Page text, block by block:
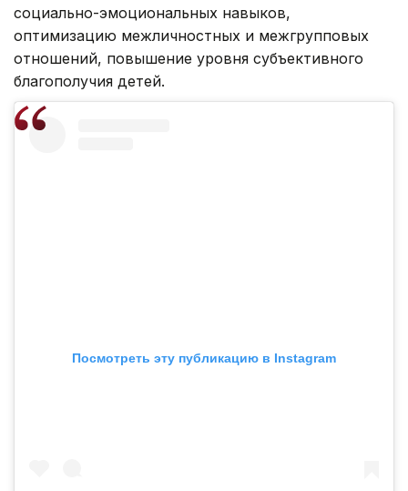
социально-эмоциональных навыков,
оптимизацию межличностных и межгрупповых
отношений, повышение уровня субъективного
благополучия детей.
Посмотреть эту публикацию в Instagram